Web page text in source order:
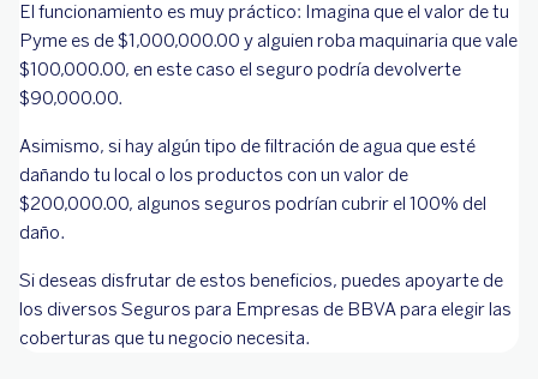
El funcionamiento es muy práctico: Imagina que el valor de tu
Pyme es de $1,000,000.00 y alguien roba maquinaria que vale
$100,000.00, en este caso el seguro podría devolverte
$90,000.00.
Asimismo, si hay algún tipo de filtración de agua que esté
dañando tu local o los productos con un valor de
$200,000.00, algunos seguros podrían cubrir el 100% del
daño.
Si deseas disfrutar de estos beneficios, puedes apoyarte de
los diversos Seguros para Empresas de BBVA para elegir las
coberturas que tu negocio necesita.